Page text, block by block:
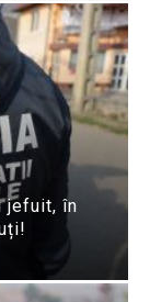
jefuit, în